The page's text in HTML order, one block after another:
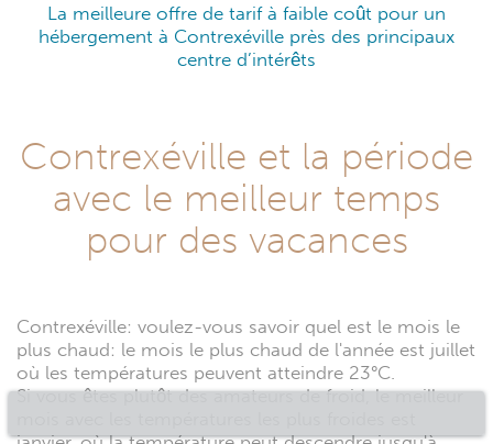
La meilleure offre de tarif à faible coût pour un
hébergement à Contrexéville près des principaux
centre d’intérêts
Contrexéville et la période
avec le meilleur temps
pour des vacances
Contrexéville: voulez-vous savoir quel est le mois le
plus chaud: le mois le plus chaud de l'année est juillet
où les températures peuvent atteindre 23°C.
Si vous êtes plutôt des amateurs de froid, le meilleur